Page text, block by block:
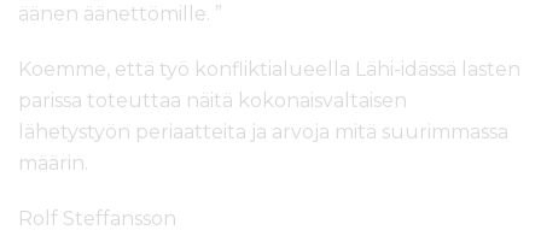
äänen äänettömille. ”
Koemme, että työ konfliktialueella Lähi-idässä lasten
parissa toteuttaa näitä kokonaisvaltaisen
lähetystyön periaatteita ja arvoja mitä suurimmassa
määrin.
Rolf Steffansson